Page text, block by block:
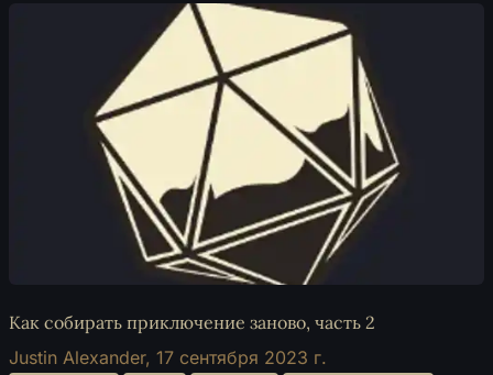
Как собирать приключение заново, часть 2
Justin Alexander, 17 сентября 2023 г.